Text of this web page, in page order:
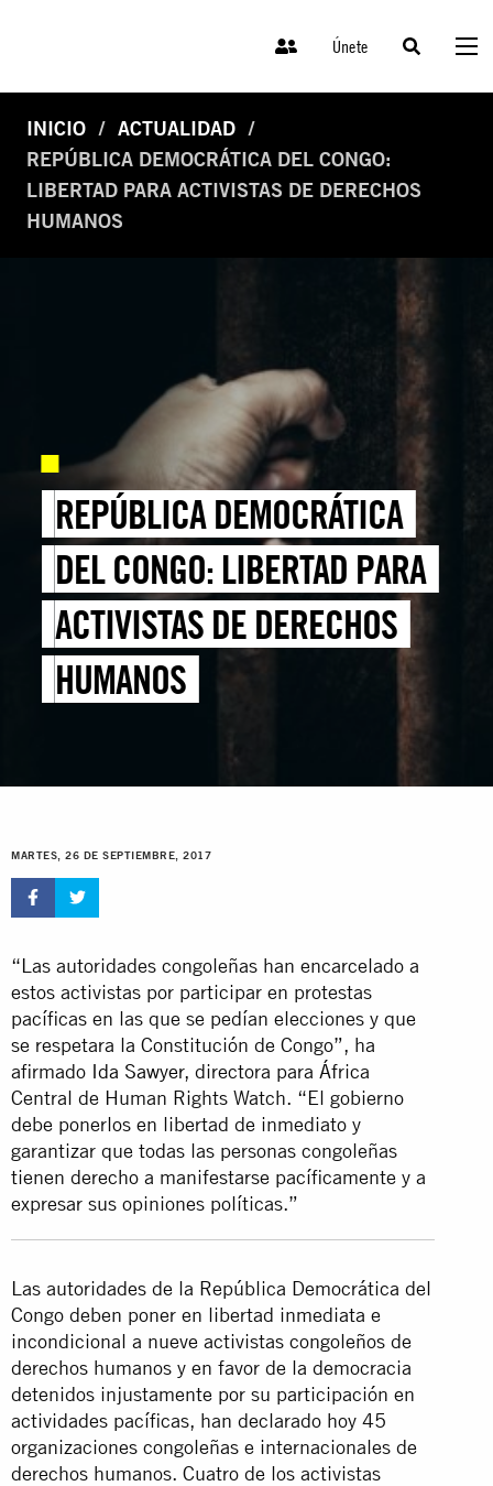
Únete
INICIO
ACTUALIDAD
REPÚBLICA DEMOCRÁTICA DEL CONGO:
LIBERTAD PARA ACTIVISTAS DE DERECHOS
HUMANOS
REPÚBLICA DEMOCRÁTICA
DEL CONGO: LIBERTAD PARA
ACTIVISTAS DE DERECHOS
HUMANOS
MARTES, 26 DE SEPTIEMBRE, 2017
“Las autoridades congoleñas han encarcelado a
estos activistas por participar en protestas
pacíficas en las que se pedían elecciones y que
se respetara la Constitución de Congo”, ha
afirmado Ida Sawyer, directora para África
Central de Human Rights Watch. “El gobierno
debe ponerlos en libertad de inmediato y
garantizar que todas las personas congoleñas
tienen derecho a manifestarse pacíficamente y a
expresar sus opiniones políticas.”
Las autoridades de la República Democrática del
Congo deben poner en libertad inmediata e
incondicional a nueve activistas congoleños de
derechos humanos y en favor de la democracia
detenidos injustamente por su participación en
actividades pacíficas, han declarado hoy 45
organizaciones congoleñas e internacionales de
derechos humanos. Cuatro de los activistas